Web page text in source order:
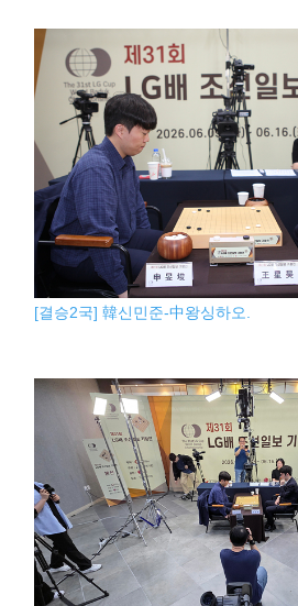
[결승2국] 韓신민준-中왕싱하오.